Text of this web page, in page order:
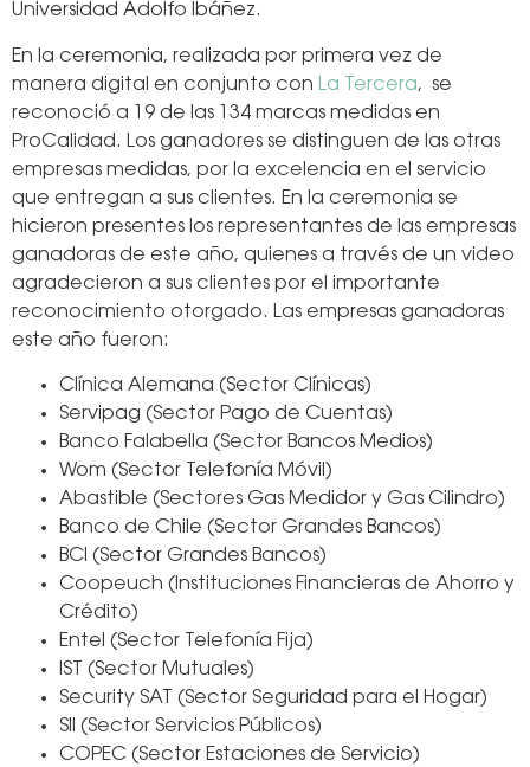
Universidad Adolfo Ibáñez.
En la ceremonia, realizada por primera vez de
manera digital en conjunto con La Tercera, se
reconoció a 19 de las 134 marcas medidas en
ProCalidad. Los ganadores se distinguen de las otras
empresas medidas, por la excelencia en el servicio
que entregan a sus clientes. En la ceremonia se
hicieron presentes los representantes de las empresas
ganadoras de este año, quienes a través de un video
agradecieron a sus clientes por el importante
reconocimiento otorgado. Las empresas ganadoras
este año fueron:
Clínica Alemana (Sector Clínicas)
Servipag (Sector Pago de Cuentas)
Banco Falabella (Sector Bancos Medios)
Wom (Sector Telefonía Móvil)
Abastible (Sectores Gas Medidor y Gas Cilindro)
Banco de Chile (Sector Grandes Bancos)
BCI (Sector Grandes Bancos)
Coopeuch (Instituciones Financieras de Ahorro y
Crédito)
Entel (Sector Telefonía Fija)
IST (Sector Mutuales)
Security SAT (Sector Seguridad para el Hogar)
SII (Sector Servicios Públicos)
COPEC (Sector Estaciones de Servicio)